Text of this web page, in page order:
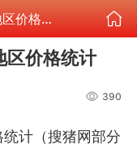
2026.6.18.普通猪肉部分地区价格统计
价格统计
390
计（搜猪网部分